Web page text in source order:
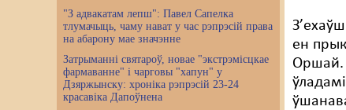
"З адвакатам лепш": Павел Сапелка
тлумачыць, чаму нават у час рэпрэсій права
на абарону мае значэнне
Затрыманні святароў, новае "экстрэмісцкае
фармаванне" і чарговы "хапун" у
Дзяржынску: хроніка рэпрэсій 23-24
красавіка Дапоўнена
ен
Оршай.